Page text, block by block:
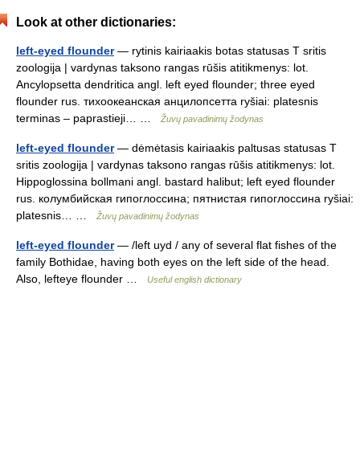
Look at other dictionaries:
left-eyed flounder— rytinis kairiaakis botas statusas T sritis
zoologija | vardynas taksono rangas rūšis atitikmenys: lot.
Ancylopsetta dendritica angl. left eyed flounder; three eyed
flounder rus. тихоокеанская анцилопсетта ryšiai: platesnis
terminas – paprastieji… …
Žuvų pavadinimų žodynas
left-eyed flounder— dėmėtasis kairiaakis paltusas statusas T
sritis zoologija | vardynas taksono rangas rūšis atitikmenys: lot.
Hippoglossina bollmani angl. bastard halibut; left eyed flounder
rus. колумбийская гипоглоссина; пятнистая гипоглоссина ryšiai:
platesnis… …
Žuvų pavadinimų žodynas
left-eyed flounder— /left uyd / any of several flat fishes of the
family Bothidae, having both eyes on the left side of the head.
Also, lefteye flounder …
Useful english dictionary